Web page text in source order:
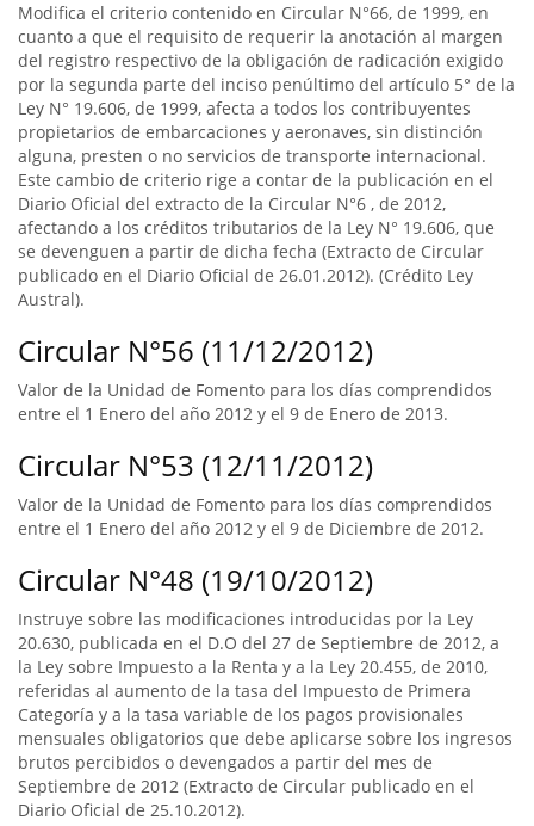
Modifica el criterio contenido en Circular N°66, de 1999, en
cuanto a que el requisito de requerir la anotación al margen
del registro respectivo de la obligación de radicación exigido
por la segunda parte del inciso penúltimo del artículo 5° de la
Ley N° 19.606, de 1999, afecta a todos los contribuyentes
propietarios de embarcaciones y aeronaves, sin distinción
alguna, presten o no servicios de transporte internacional.
Este cambio de criterio rige a contar de la publicación en el
Diario Oficial del extracto de la Circular N°6 , de 2012,
afectando a los créditos tributarios de la Ley N° 19.606, que
se devenguen a partir de dicha fecha (Extracto de Circular
publicado en el Diario Oficial de 26.01.2012). (Crédito Ley
Austral).
Circular N°56 (11/12/2012)
Valor de la Unidad de Fomento para los días comprendidos
entre el 1 Enero del año 2012 y el 9 de Enero de 2013.
Circular N°53 (12/11/2012)
Valor de la Unidad de Fomento para los días comprendidos
entre el 1 Enero del año 2012 y el 9 de Diciembre de 2012.
Circular N°48 (19/10/2012)
Instruye sobre las modificaciones introducidas por la Ley
20.630, publicada en el D.O del 27 de Septiembre de 2012, a
la Ley sobre Impuesto a la Renta y a la Ley 20.455, de 2010,
referidas al aumento de la tasa del Impuesto de Primera
Categoría y a la tasa variable de los pagos provisionales
mensuales obligatorios que debe aplicarse sobre los ingresos
brutos percibidos o devengados a partir del mes de
Septiembre de 2012 (Extracto de Circular publicado en el
Diario Oficial de 25.10.2012).